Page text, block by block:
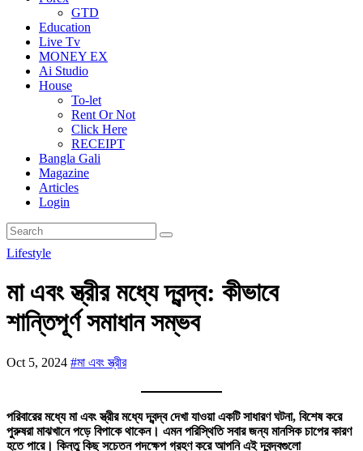
GTD
Education
Live Tv
MONEY EX
Ai Studio
House
To-let
Rent Or Not
Click Here
RECEIPT
Bangla Gali
Magazine
Articles
Login
Lifestyle
মা এবং স্ত্রীর মধ্যে দ্বন্দ্ব: কীভাবে
শান্তিপূর্ণ সমাধান সম্ভব
Oct 5, 2024 #মা এবং স্ত্রীর
পরিবারের মধ্যে মা এবং স্ত্রীর মধ্যে দ্বন্দ্ব দেখা যাওয়া একটি সাধারণ ঘটনা, বিশেষ করে
পুরুষরা মাঝখানে পড়ে বিপাকে থাকেন। এমন পরিস্থিতি সবার জন্য মানসিক চাপের কারণ
হতে পারে। কিন্তু কিছু সচেতন পদক্ষেপ গ্রহণ করে আপনি এই দ্বন্দ্বগুলো